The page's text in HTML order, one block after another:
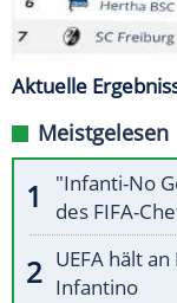
Aktuelle
Meistgelesen
"Infanti-No
des FIFA-
UEFA hält
Infantino